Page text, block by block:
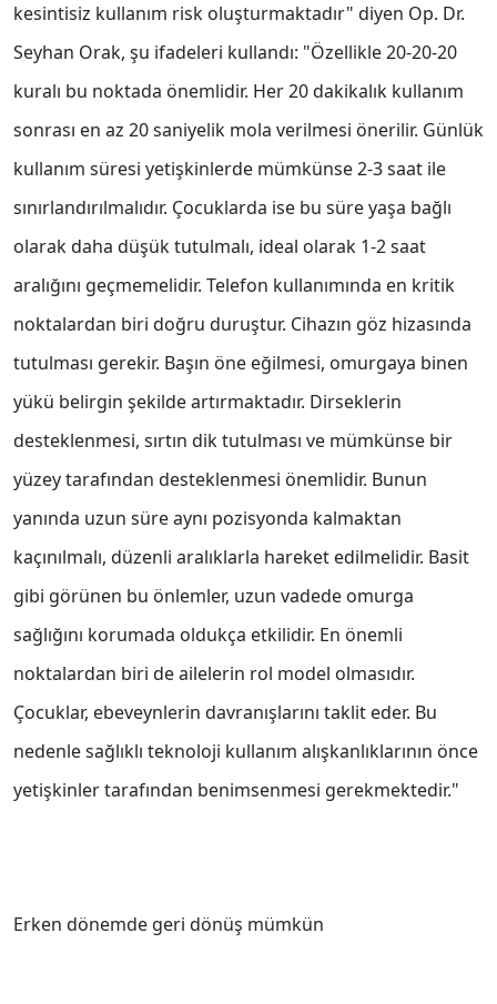
kesintisiz kullanım risk oluşturmaktadır" diyen Op. Dr.
Seyhan Orak, şu ifadeleri kullandı: "Özellikle 20-20-20
kuralı bu noktada önemlidir. Her 20 dakikalık kullanım
sonrası en az 20 saniyelik mola verilmesi önerilir. Günlük
kullanım süresi yetişkinlerde mümkünse 2-3 saat ile
sınırlandırılmalıdır. Çocuklarda ise bu süre yaşa bağlı
olarak daha düşük tutulmalı, ideal olarak 1-2 saat
aralığını geçmemelidir. Telefon kullanımında en kritik
noktalardan biri doğru duruştur. Cihazın göz hizasında
tutulması gerekir. Başın öne eğilmesi, omurgaya binen
yükü belirgin şekilde artırmaktadır. Dirseklerin
desteklenmesi, sırtın dik tutulması ve mümkünse bir
yüzey tarafından desteklenmesi önemlidir. Bunun
yanında uzun süre aynı pozisyonda kalmaktan
kaçınılmalı, düzenli aralıklarla hareket edilmelidir. Basit
gibi görünen bu önlemler, uzun vadede omurga
sağlığını korumada oldukça etkilidir. En önemli
noktalardan biri de ailelerin rol model olmasıdır.
Çocuklar, ebeveynlerin davranışlarını taklit eder. Bu
nedenle sağlıklı teknoloji kullanım alışkanlıklarının önce
yetişkinler tarafından benimsenmesi gerekmektedir."
Erken dönemde geri dönüş mümkün